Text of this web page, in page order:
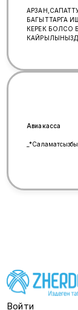
БАГЫТТАРГА
КЕРЕК БОЛСО
Авиакасса
Войти